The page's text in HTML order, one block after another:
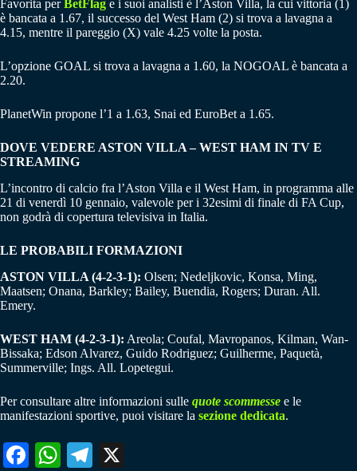
Favorita perBetFlag e i suoi analisti è l’Aston Villa, la cui vittoria (1)
è bancata a 1.67, il successo del West Ham (2) si trova a lavagna a
4.15, mentre il pareggio (X) vale 4.25 volte la posta.
L’opzione GOAL si trova a lavagna a 1.60, la NOGOAL è bancata a
2.20.
PlanetWin propone l’1 a 1.63, Snai ed EuroBet a 1.65.
DOVE VEDERE ASTON VILLA – WEST HAM IN TV E
STREAMING
L’incontro di calcio fra l’Aston Villa e il West Ham, in programma alle
21 di venerdì 10 gennaio, valevole per i 32esimi di finale di FA Cup,
non godrà di copertura televisiva in Italia.
LE PROBABILI FORMAZIONI
ASTON VILLA (4-2-3-1): Olsen; Nedeljkovic, Konsa, Ming,
Maatsen; Onana, Barkley; Bailey, Buendia, Rogers; Duran. All.
Emery.
WEST HAM (4-2-3-1): Areola; Coufal, Mavropanos, Kilman, Wan-
Bissaka; Edson Alvarez, Guido Rodriguez; Guilherme, Paquetà,
Summerville; Ings. All. Lopetegui.
Per consultare altre informazioni sulle quote scommesse e le
manifestazioni sportive, puoi visitare la sezione dedicata.
Fa W
Te